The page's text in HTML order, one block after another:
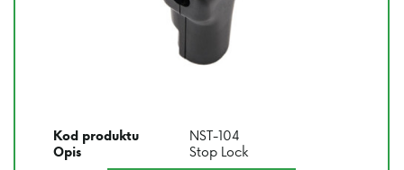
Kod produktu NST-104
Opis
Stop Lock